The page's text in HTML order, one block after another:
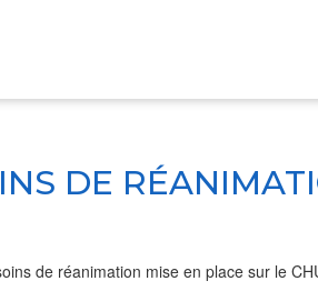
DE
de réanimation mise en place sur le